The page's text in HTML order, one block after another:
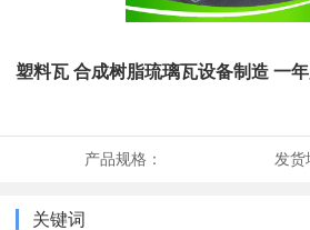
塑料瓦 合成树脂琉璃瓦设备制造 一
产品规格： 发货
关键词